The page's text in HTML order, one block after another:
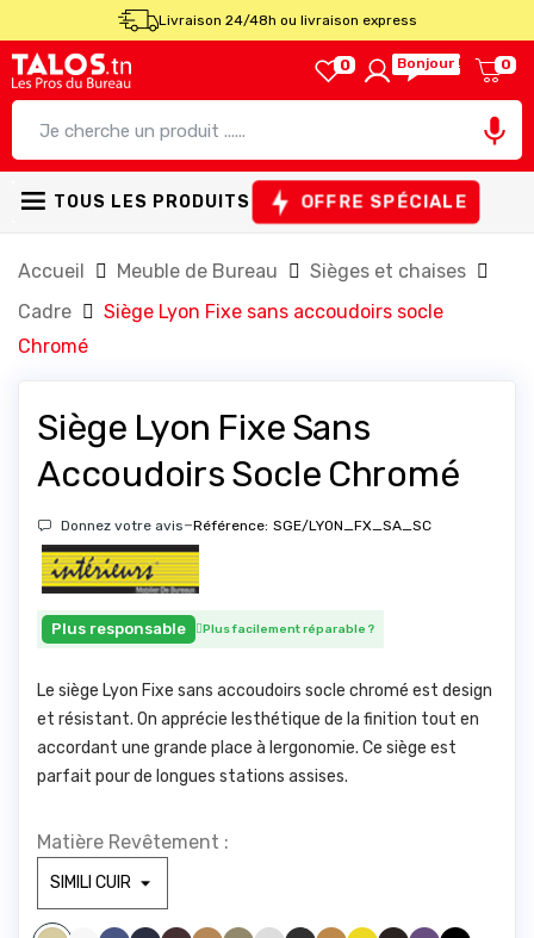
Livraison 24/48h ou livraison express
0 Bonjour ! 0

TOUS LES PRODUITS OFFRE SPÉCIALE
Accueil Meuble de Bureau
Sièges et chaises
Cadre
Siège Lyon Fixe sans accoudoirs socle
Chromé
Siège Lyon Fixe Sans
Accoudoirs Socle Chromé
Donnez votre avis-Référence: SGE/LYON_FX_SA_SC
Plus responsable Plus facilement réparable ?
Le siège Lyon Fixe sans accoudoirs socle chromé est design
et résistant. On apprécie lesthétique de la finition tout en
accordant une grande place à lergonomie. Ce siège est
parfait pour de longues stations assises.
Matière Revêtement :
SIMILI BEIGE 830 SIMILI BLANC 100 SIMILI BLEU CLAIR 285 SIMILI BLEU FONCE1211
SIMILI BORDEAUX 1721 SIMILI CAMEL 1846 SIMILI GREGE 1842SIMILI GRIS CLAIR1940
SIMILI GRIS FONCE 961 SIMILI JAUNE 446 SIMILI JAUNE 475 SIMILISIMILI MAUVE 328